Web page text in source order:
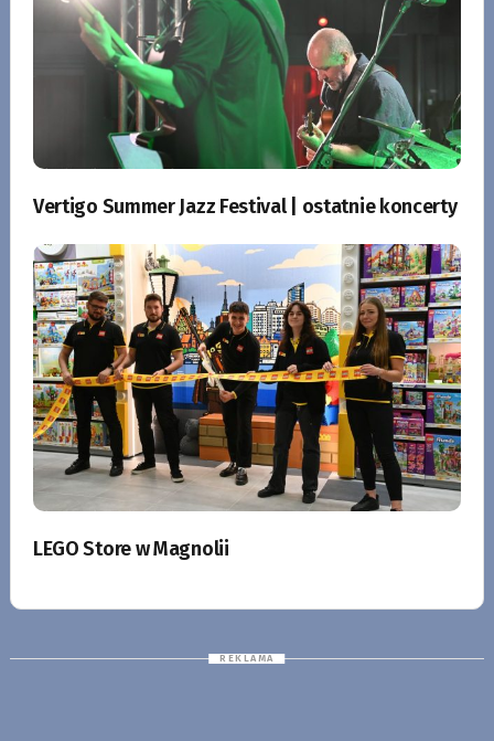
Vertigo Summer Jazz Festival | ostatnie koncerty
LEGO Store w Magnolii